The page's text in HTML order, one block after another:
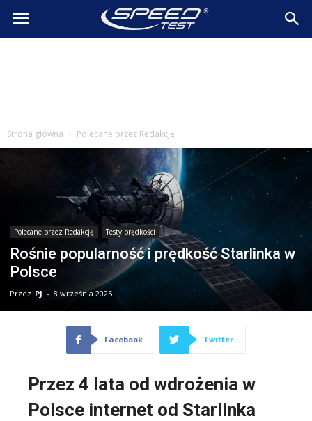
SpeedTest.pl
Strona główna Polecane przez Redakcję
Polecane przez Redakcję Testy prędkości
Rośnie popularność i prędkość Starlinka w
Polsce
Przez PJ - 8 września 2025
Facebook Twitter
Przez 4 lata od wdrożenia w
Polsce internet od Starlinka